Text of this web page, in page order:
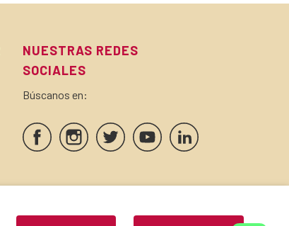
NUESTRAS REDES
SOCIALES
Búscanos en: